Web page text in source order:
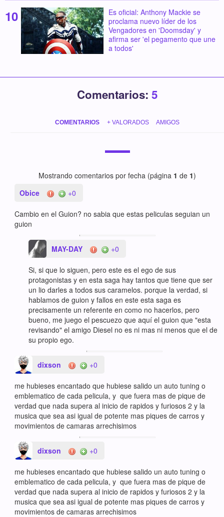
Es oficial: Anthony Mackie se
proclama nuevo líder de los
Vengadores en 'Doomsday' y
afirma ser 'el pegamento que une
a todos'
Comentarios: 5
COMENTARIOS + VALORADOS AMIGOS
Mostrando comentarios por fecha (página 1 de 1)
Obice
+0
Cambio en el Guion? no sabia que estas peliculas seguian un
guion
MAY-DAY +0
Si, si que lo siguen, pero este es el ego de sus
protagonistas y en esta saga hay tantos que tiene que ser
un lio darles a todos sus caramelos. porque la verdad, si
hablamos de guion y fallos en este esta saga es
precisamente un referente en como no hacerlos, pero
bueno, me juego el pescuezo que aquí el guion que "esta
revisando" el amigo Diesel no es ni mas ni menos que el de
su propio ego.
dixson +0
me hubieses encantado que hubiese salido un auto tuning o
emblematico de cada pelicula, y que fuera mas de pique de
verdad que nada supera al inicio de rapidos y furiosos 2 y la
musica que sea asi igual de potente mas piques de carros y
movimientos de camaras arrechisimos
dixson +0
me hubieses encantado que hubiese salido un auto tuning o
emblematico de cada pelicula, y que fuera mas de pique de
verdad que nada supera al inicio de rapidos y furiosos 2 y la
musica que sea asi igual de potente mas piques de carros y
movimientos de camaras arrechisimos